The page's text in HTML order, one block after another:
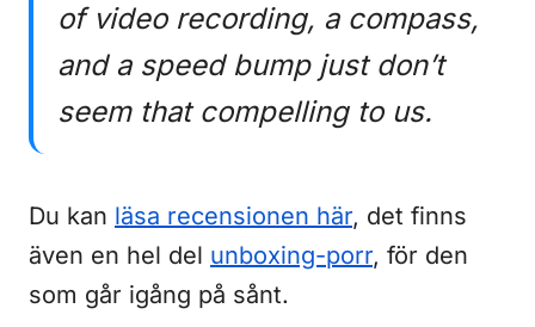
of video recording, a compass,
and a speed bump just don’t
seem that compelling to us.
Du kan läsa recensionen här, det finns
även en hel del unboxing-porr, för den
som går igång på sånt.